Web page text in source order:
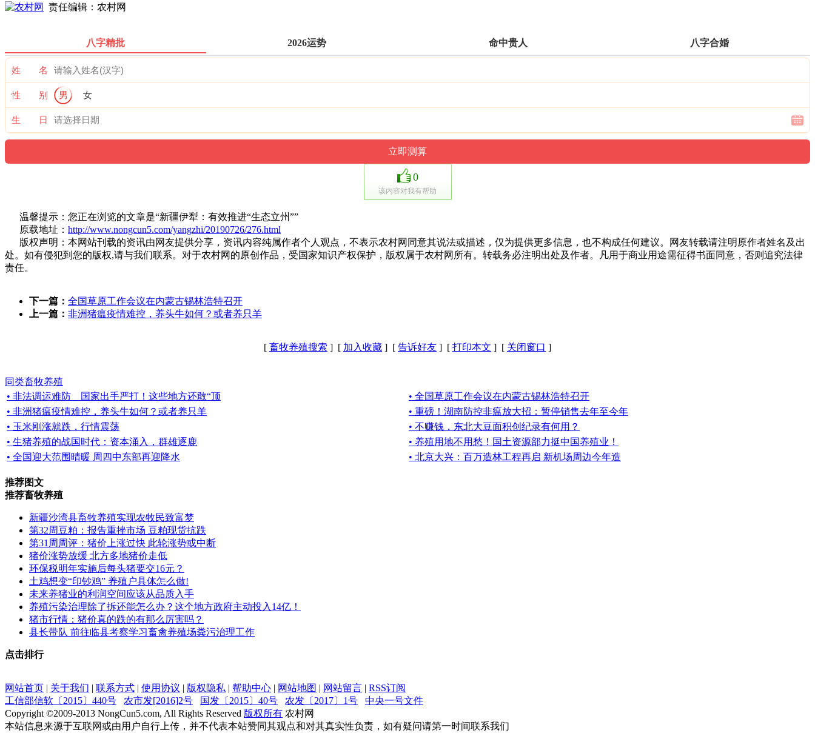
责任编辑：农村网
八字精批 2026运势 命中贵人 八字合婚
姓 名
性 别 男 女
生 日
0
该内容对我有帮助
温馨提示：您正在浏览的文章是“新疆伊犁：有效推进“生态立州””
原载地址： http://www.nongcun5.com/yangzhi/20190726/276.html
版权声明：本网站刊载的资讯由网友提供分享，资讯内容纯属作者个人观点，不表示农村网同意其说法或描述，仅为提供更多信息，也不构成任何建议。网友转载请注明原作者姓名及出
处。如有侵犯到您的版权,请与我们联系。对于农村网的原创作品，受国家知识产权保护，版权属于农村网所有。转载务必注明出处及作者。凡用于商业用途需征得书面同意，否则追究法律
责任。
下一篇： 全国草原工作会议在内蒙古锡林浩特召开
上一篇： 非洲猪瘟疫情难控，养头牛如何？或者养只羊
[ 畜牧养殖搜索 ] [ 加入收藏 ] [ 告诉好友 ] [ 打印本文 ] [ 关闭窗口 ]
同类畜牧养殖
• 非法调运难防 国家出手严打！这些地方还敢“顶
• 全国草原工作会议在内蒙古锡林浩特召开
• 非洲猪瘟疫情难控，养头牛如何？或者养只羊
• 重磅！湖南防控非瘟放大招：暂停销售去年至今年
• 玉米刚涨就跌，行情震荡
• 不赚钱，东北大豆面积创纪录有何用？
• 生猪养殖的战国时代：资本涌入，群雄逐鹿
• 养殖用地不用愁！国土资源部力挺中国养殖业！
• 全国迎大范围晴暖 周四中东部再迎降水
• 北京大兴：百万造林工程再启 新机场周边今年造
推荐图文
推荐畜牧养殖
新疆沙湾县畜牧养殖实现农牧民致富梦
第32周豆粕：报告重挫市场 豆粕现货抗跌
第31周周评：猪价上涨过快 此轮涨势或中断
猪价涨势放缓 北方多地猪价走低
环保税明年实施后每头猪要交16元？
土鸡想变“印钞鸡” 养殖户具体怎么做!
未来养猪业的利润空间应该从品质入手
养殖污染治理除了拆还能怎么办？这个地方政府主动投入14亿！
猪市行情：猪价真的跌的有那么厉害吗？
县长带队 前往临县考察学习畜禽养殖场粪污治理工作
点击排行
网站首页 | 关于我们 | 联系方式 | 使用协议 | 版权隐私 | 帮助中心 | 网站地图 | 网站留言 | RSS订阅
工信部信软〔2015〕440号
农市发[2016]2号 国发〔2015〕40号 农发〔2017〕1号
中央一号文件
Copyright ©2009-2013 NongCun5.com, All Rights Reserved 版权所有 农村网
本站信息来源于互联网或由用户自行上传，并不代表本站赞同其观点和对其真实性负责，如有疑问请第一时间联系我们